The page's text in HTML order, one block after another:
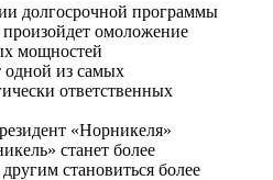
долгосрочной программы
произойдет омоложение
мощностей
одной из самых
ответственных
«Норникеля»
станет более
становиться более